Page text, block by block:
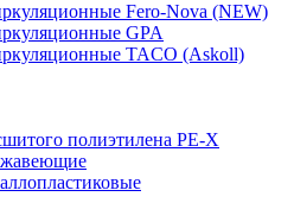
Fero-Nova (NEW)
GPA
TACO (Askoll)
полиэтилена PE-X